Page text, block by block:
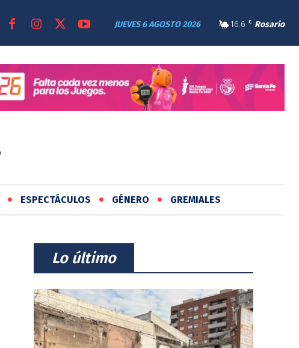
16.6 C Rosario
JUEVES 6 AGOSTO 2026
ESPECTÁCULOS GÉNERO GREMIALES
⠀Lo último⠀